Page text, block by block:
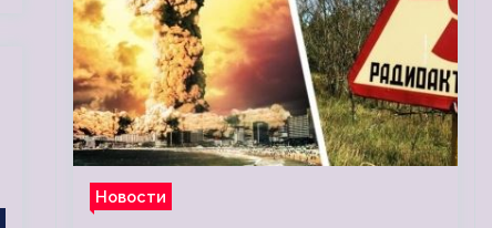
Новости